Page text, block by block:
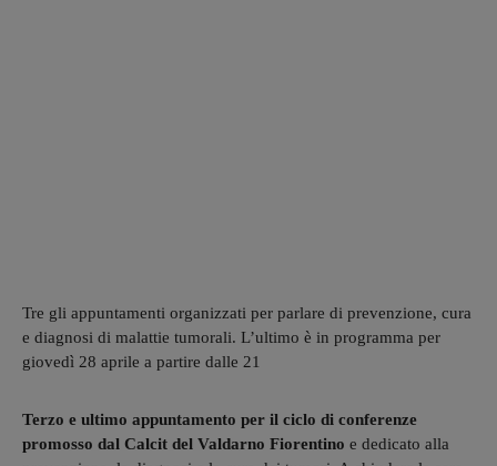
Tre gli appuntamenti organizzati per parlare di prevenzione, cura
e diagnosi di malattie tumorali. L’ultimo è in programma per
giovedì 28 aprile a partire dalle 21
Terzo e ultimo appuntamento per il ciclo di conferenze
promosso dal Calcit del Valdarno Fiorentino e dedicato alla